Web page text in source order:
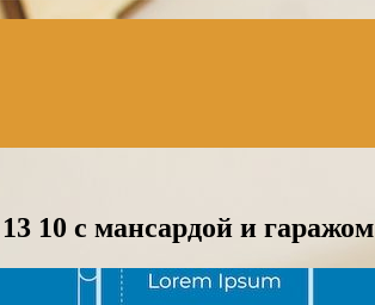
10 с мансардой и гаражом